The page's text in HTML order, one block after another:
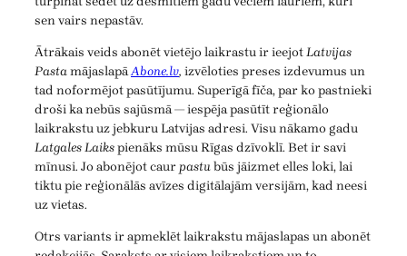
sen vairs nepastāv.
Ātrākais veids abonēt vietējo laikrastu ir ieejotLatvijas
PastamājaslapāAbone.lv, izvēloties preses izdevumus un
tad noformējot pasūtījumu. Superīgā fīča, par ko pastnieki
droši ka nebūs sajūsmā — iespēja pasūtīt reģionālo
laikrakstu uz jebkuru Latvijas adresi. Visu nākamo gadu
Latgales Laikspienāks mūsu Rīgas dzīvoklī. Bet ir savi
mīnusi. Jo abonējot caurpastubūs jāizmet elles loki, lai
tiktu pie reģionālās avīzes digitālajām versijām, kad neesi
uz vietas.
Otrs variants ir apmeklēt laikrakstu mājaslapas un abonēt